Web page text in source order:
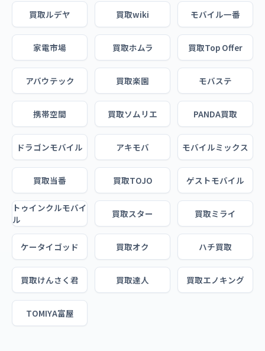
買取ルデヤ 買取wiki モバイル一番
家電市場 買取ホムラ 買取Top Offer
アバウテック 買取楽園 モバステ
携帯空間 買取ソムリエ PANDA買取
ドラゴンモバイル アキモバ モバイルミックス
買取当番 買取TOJO ゲストモバイル
トゥインクルモバイ
ル
買取スター 買取ミライ
ケータイゴッド 買取オク ハチ買取
買取けんさく君 買取達人 買取エノキング
TOMIYA富屋